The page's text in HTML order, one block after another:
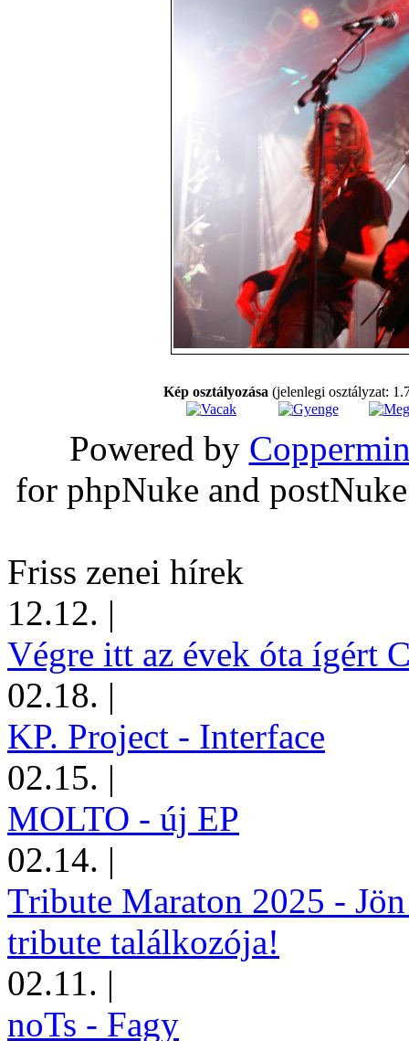
Kép osztályozása (jelenlegi osztályzat:
Powered by
for phpNuke and
Friss zenei hírek
12.12. |
Végre itt az évek óta ígért
02.18. |
KP. Project - Interface
02.15. |
MOLTO - új EP
02.14. |
Tribute Maraton 2025 -
tribute találkozója!
02.11. |
noTs - Fagy